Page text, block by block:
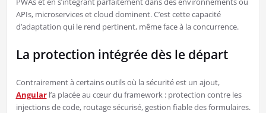
APIs, microservices et cloud dominent. C’est cette capacité
d’adaptation qui le rend pertinent, même face à la concurrence.
La protection intégrée dès le départ
Contrairement à certains outils où la sécurité est un ajout,
Angularl’a placée au cœur du framework : protection contre les
injections de code, routage sécurisé, gestion fiable des formulaires.